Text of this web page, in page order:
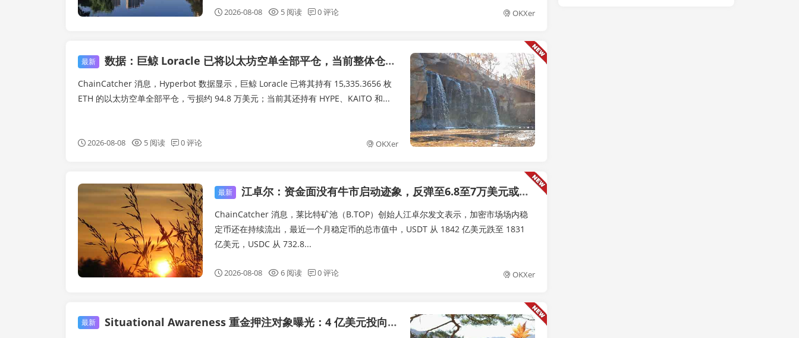
2026-08-08 5 阅读 0 评论 OKXer
链快讯
最新 数据：巨鲸 Loracle 已将以太坊空单全部平仓，当前整体仓位浮亏 49.1 万美元
ChainCatcher 消息，Hyperbot 数据显示，巨鲸 Loracle 已将其持有 15,335.3656 枚
ETH 的以太坊空单全部平仓，亏损约 94.8 万美元；当前其还持有 HYPE、KAITO 和...
2026-08-08 5 阅读 0 评论 OKXer
链快讯
最新 江卓尔：资金面没有牛市启动迹象，反弹至6.8至7万美元或迎来最后一跌
ChainCatcher 消息，莱比特矿池（B.TOP）创始人江卓尔发文表示，加密市场场内稳
定币还在持续流出，最近一个月稳定币的总市值中，USDT 从 1842 亿美元跌至 1831
亿美元，USDC 从 732.8...
2026-08-08 6 阅读 0 评论 OKXer
链快讯
最新 Situational Awareness 重金押注对象曝光：4 亿美元投向半导体制造创企 Source Foundry